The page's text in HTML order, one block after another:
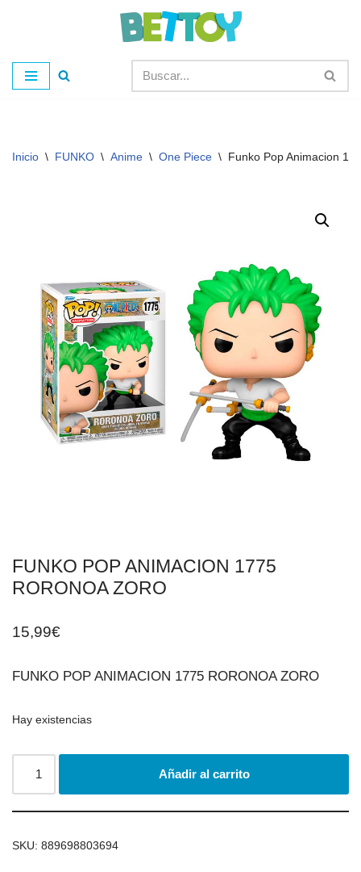
al
contenido
Inicio \ FUNKO \ Anime \ One Piece \ Funko Pop Animacion
FUNKO POP ANIMACION 1775
RORONOA ZORO
15,99€
FUNKO POP ANIMACION 1775 RORONOA ZORO
Hay existencias
Añadir al carrito
SKU: 889698803694